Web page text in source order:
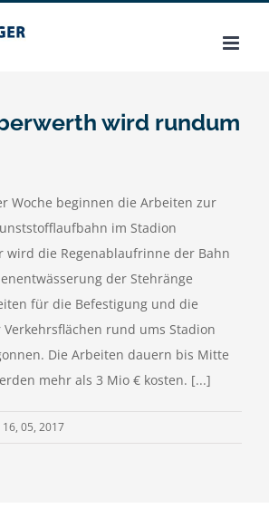
wird rundum
Woche beginnen die Arbeiten zur
im Stadion
wird die Regenablaufrinne der Bahn
der Stehränge
für die Befestigung und die
rund ums Stadion
Die Arbeiten dauern bis Mitte
mehr als 3 Mio € kosten. [...]
16, 05, 2017